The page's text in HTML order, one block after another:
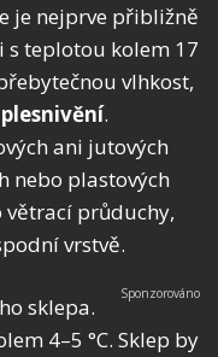
je nejprve přibližně
s teplotou kolem 17
vlhkost,
.
ani jutových
nebo plastových
větrací průduchy,
vrstvě.
sklepa.
4–5 °C. Sklep by